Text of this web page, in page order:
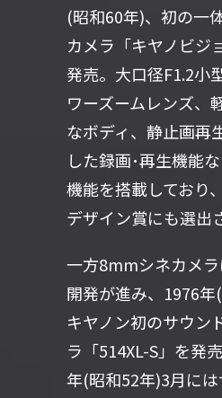
(昭和60年)、初の一
カメラ「キヤノビジ
発売。大口径F1.2小
ワーズームレンズ、
なボディ、静止画再
した録画･再生機能
機能を搭載しており
デザイン賞にも選出
一方8mmシネカメ
開発が進み、1976年(
キヤノン初のサウン
ラ「514XL-S」を発
年(昭和52年)3月に